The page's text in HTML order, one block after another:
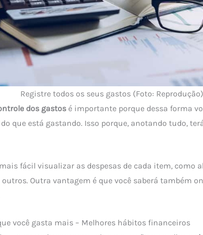
Registre todos os seus gastos (Foto: Reprodução)
dos gastos é importante porque dessa forma
que está gastando. Isso porque, anotando tudo,
fácil visualizar as despesas de cada item, como
Outra vantagem é que você saberá também
você gasta mais – Melhores hábitos financeiros